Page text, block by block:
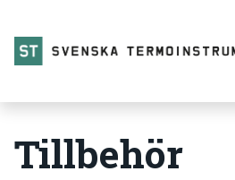
Tillbehör